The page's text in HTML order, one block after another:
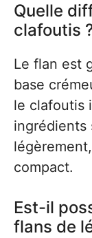
Quelle
clafoutis
Le flan est
base
le clafoutis
ingrédients
compact.
Est-il
flans de